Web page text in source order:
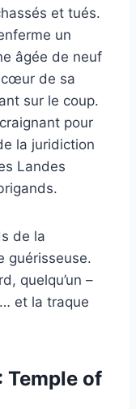
et tués.
un
âgée de neuf
cœur de sa
sur le coup.
pour
la juridiction
Landes
de la
guérisseuse.
quelqu’un –
et la traque
Temple of